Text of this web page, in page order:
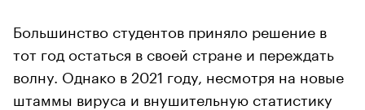
Большинство студентов приняло решение в
тот год остаться в своей стране и переждать
волну. Однако в 2021 году, несмотря на новые
штаммы вируса и внушительную статистику